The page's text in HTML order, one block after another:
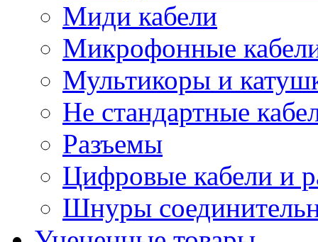
Миди кабели
Микрофонные
Мультикоры и
Не стандартные
Разъемы
Цифровые кабели и
Шнуры